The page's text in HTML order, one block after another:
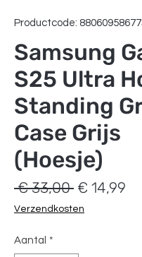
Productcode:
Samsung
S25 Ultra
Standing
Case Grijs
(Hoesje)
€ 33,00 Normale
prijs
€ 14,99
Verzendkosten
Aantal *